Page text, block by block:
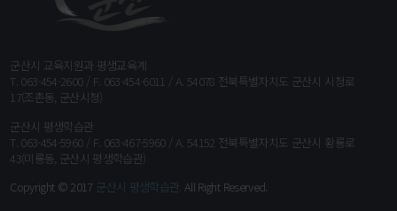
군산시 교육지원과 평생교육계
T. 063-454-2600 / F. 063-454-6011 / A. 54078 전북특별자치도 군산시 시청로
17(조촌동, 군산시청)
군산시 평생학습관
T. 063-454-5960 / F. 063-467-5960 / A. 54152 전북특별자치도 군산시 황룡로
43(미룡동, 군산시 평생학습관)
Copyright © 2017 군산시 평생학습관. All Right Reserved.